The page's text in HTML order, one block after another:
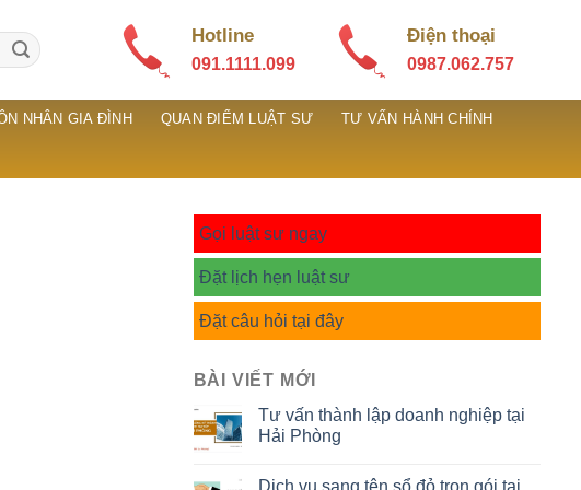
Hotline
091.1111.099
Điện thoại
0987.062.757
NHÂN GIA ĐÌNH QUAN ĐIỂM LUẬT SƯ TƯ VẤN HÀNH CHÍNH
Gọi luật sư ngay
Đặt lịch hẹn luật sư
Đặt câu hỏi tại đây
BÀI VIẾT MỚI
Tư vấn thành lập doanh nghiệp tại
Hải Phòng
Dịch vụ sang tên sổ đỏ trọn gói tại